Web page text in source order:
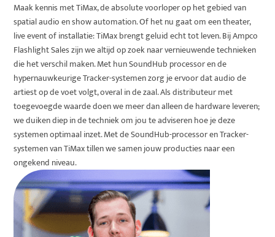
Maak kennis met TiMax, de absolute voorloper op het gebied van
spatial audio en show automation. Of het nu gaat om een theater,
live event of installatie: TiMax brengt geluid echt tot leven. Bij Ampco
Flashlight Sales zijn we altijd op zoek naar vernieuwende technieken
die het verschil maken. Met hun SoundHub processor en de
hypernauwkeurige Tracker-systemen zorg je ervoor dat audio de
artiest op de voet volgt, overal in de zaal. Als distributeur met
toegevoegde waarde doen we meer dan alleen de hardware leveren;
we duiken diep in de techniek om jou te adviseren hoe je deze
systemen optimaal inzet. Met de SoundHub-processor en Tracker-
systemen van TiMax tillen we samen jouw producties naar een
ongekend niveau.